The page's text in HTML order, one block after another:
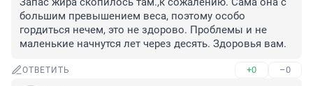
большим превышением веса, поэтому особо
гордиться нечем, это не здорово. Проблемы и не
маленькие начнутся лет через десять. Здоровья вам.
ОТВЕТИТЬ +0 –0